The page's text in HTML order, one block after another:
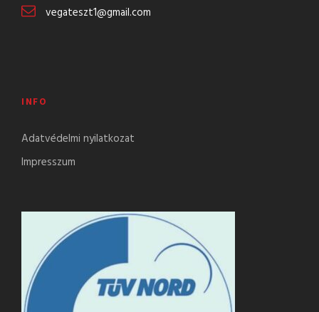
vegateszt1@gmail.com
INFO
Adatvédelmi nyilatkozat
Impresszum